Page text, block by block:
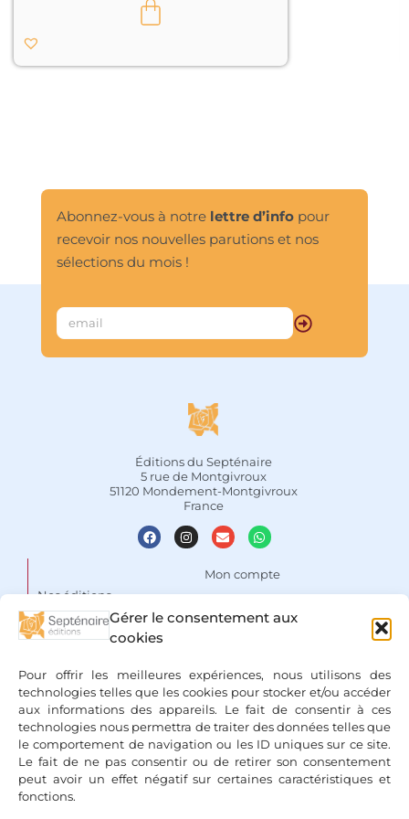
Gérer le consentement aux
cookies
Pour offrir les meilleures expériences, nous utilisons des
technologies telles que les cookies pour stocker et/ou accéder
aux informations des appareils. Le fait de consentir à ces
technologies nous permettra de traiter des données telles que
le comportement de navigation ou les ID uniques sur ce site.
Le fait de ne pas consentir ou de retirer son consentement
peut avoir un effet négatif sur certaines caractéristiques et
fonctions.
l’indépendance d’esprit et, bien sûr,
grandes questions de la philosophie,
Abonnez-vous à notre lettre d’infopour
recevoir nos nouvelles parutions et nos
sélections du mois !
Éditions du Septénaire
5 rue de Montgivroux
51120 Mondement-Montgivroux
France
Nos éditions
Auteurs
Espace libraires
Nous contacter
Mon compte
Conditions Générales de
Vente
Mentions légales & Politique
de confidentialité